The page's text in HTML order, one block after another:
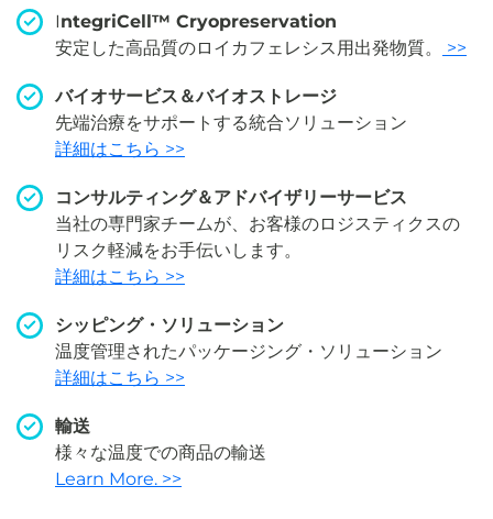
IntegriCell™ Cryopreservation
安定した高品質のロイカフェレシス用出発物質。
>>
バイオサービス＆バイオストレージ
先端治療をサポートする統合ソリューション
詳細はこちら >>
コンサルティング＆アドバイザリーサービス
当社の専門家チームが、お客様のロジスティクスの
リスク軽減をお手伝いします。
詳細はこちら >>
シッピング・ソリューション
温度管理されたパッケージング・ソリューション
詳細はこちら >>
輸送
様々な温度での商品の輸送
Learn More. >>